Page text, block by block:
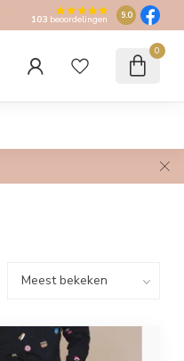
103 beoordelingen 9.0
0